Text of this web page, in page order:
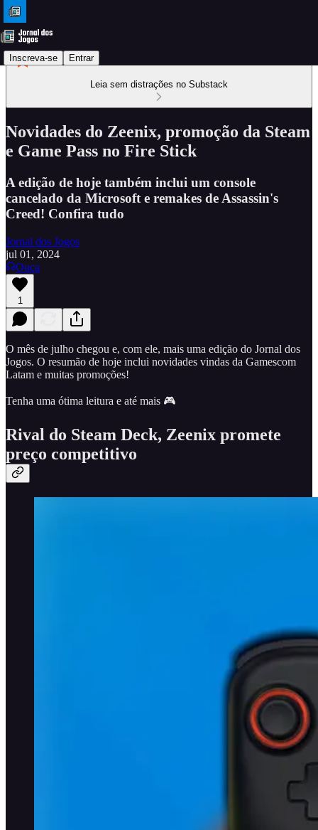
Inscreva-se Entrar
Leia sem distrações no Substack
Novidades do Zeenix, promoção da Steam
e Game Pass no Fire Stick
A edição de hoje também inclui um console
cancelado da Microsoft e remakes de Assassin's
Creed! Confira tudo
Jornal dos Jogos
jul 01, 2024
Ouça
1
O mês de julho chegou e, com ele, mais uma edição do Jornal dos
Jogos. O resumão de hoje inclui novidades vindas da Gamescom
Latam e muitas promoções!
Tenha uma ótima leitura e até mais 🎮
Rival do Steam Deck, Zeenix promete
preço competitivo